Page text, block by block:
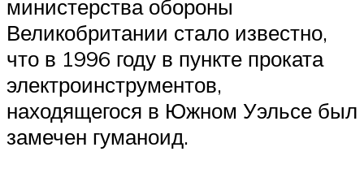
министерства обороны
Великобритании стало известно,
что в 1996 году в пункте проката
электроинструментов,
находящегося в Южном Уэльсе был
замечен гуманоид.